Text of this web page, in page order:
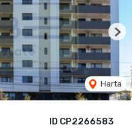
ID CP2266583
Harta